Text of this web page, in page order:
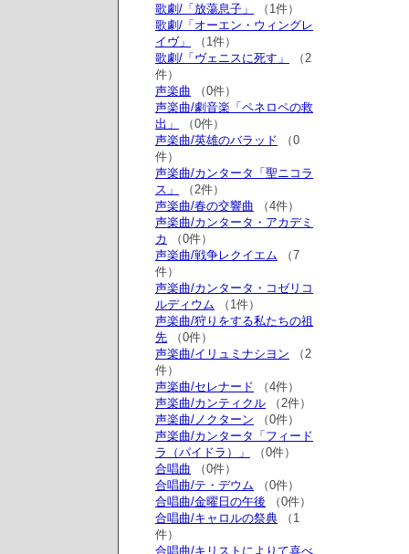
歌劇/「放蕩息子」
（1件）
歌劇/「オーエン・ウィングレ
イヴ」
（1件）
歌劇/「ヴェニスに死す」
（2
件）
声楽曲 （0件）
声楽曲/劇音楽「ペネロペの救
出」
（0件）
声楽曲/英雄のバラッド （0
件）
声楽曲/カンタータ「聖ニコラ
ス」
（2件）
声楽曲/春の交響曲 （4件）
声楽曲/カンタータ・アカデミ
カ
（0件）
声楽曲/戦争レクイエム （7
件）
声楽曲/カンタータ・コゼリコ
ルディウム （1件）
声楽曲/狩りをする私たちの祖
先 （0件）
声楽曲/イリュミナシヨン （2
件）
声楽曲/セレナード （4件）
声楽曲/カンティクル （2件）
声楽曲/ノクターン （0件）
声楽曲/カンタータ「フィード
ラ（パイドラ）」
（0件）
合唱曲 （0件）
合唱曲/テ・デウム （0件）
合唱曲/金曜日の午後 （0件）
合唱曲/キャロルの祭典 （1
件）
合唱曲/キリストによりて喜べ